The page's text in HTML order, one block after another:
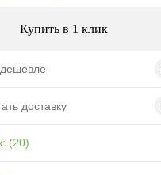
Купить в 1 клик
доставку
(20)